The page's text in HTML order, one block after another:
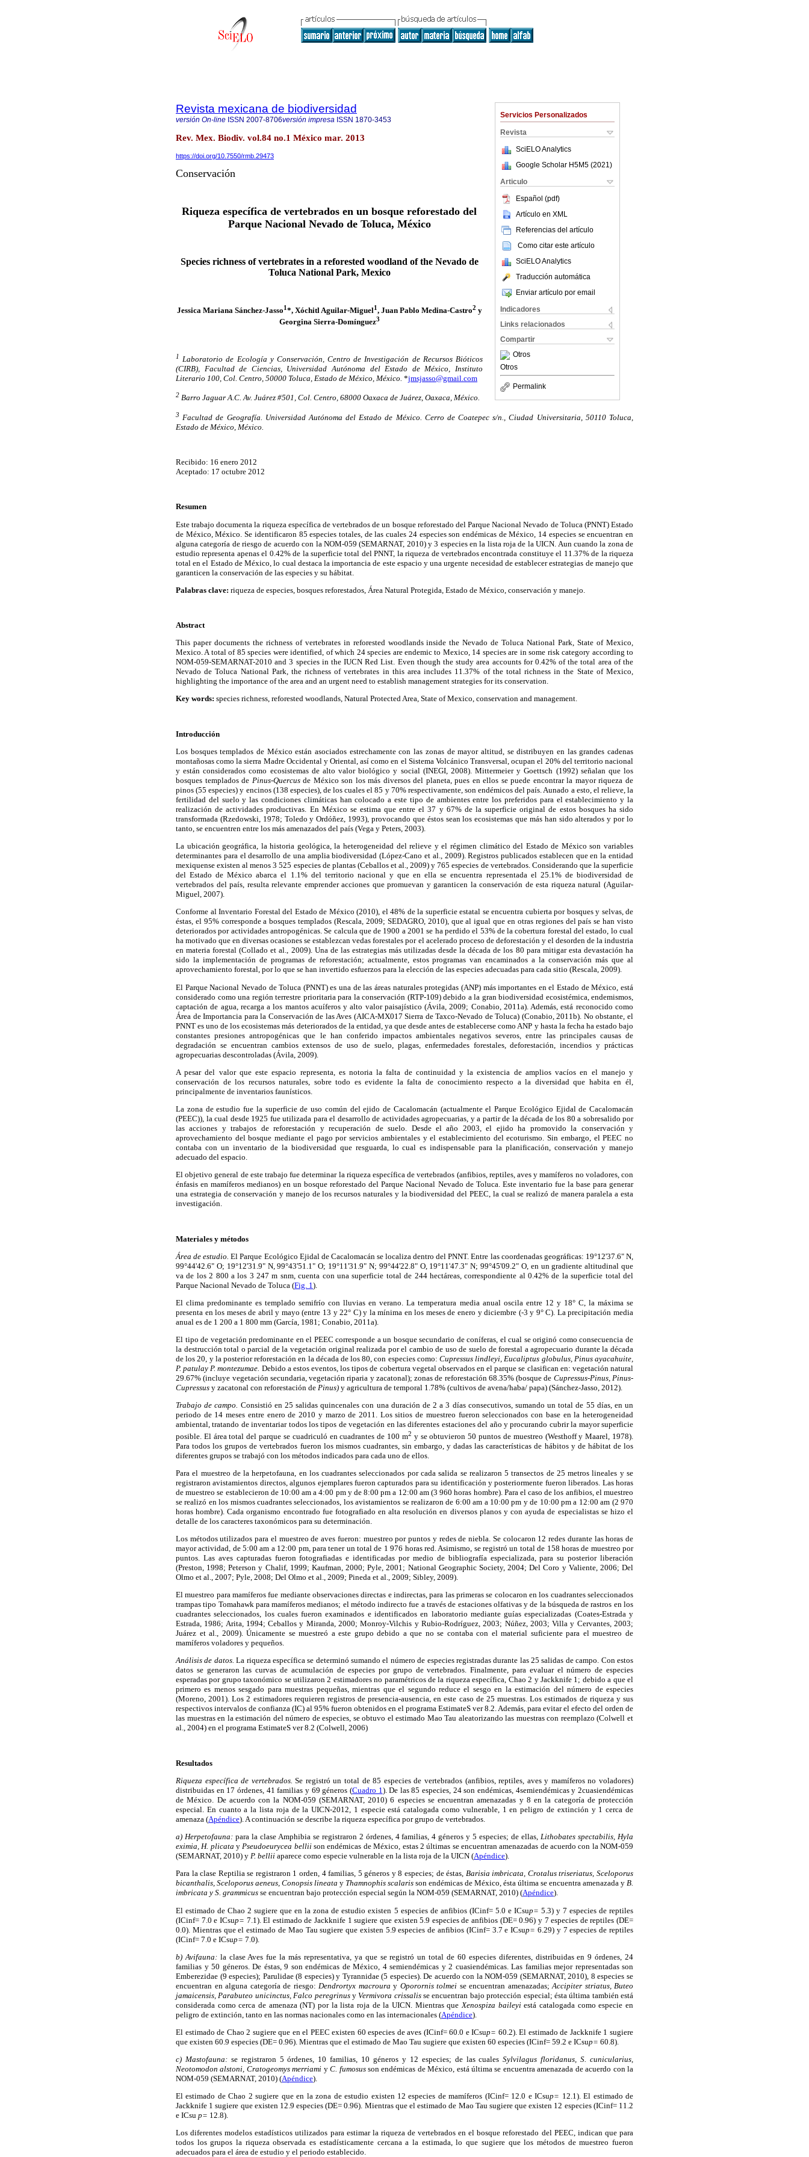
Servicios Personalizados
Revista
SciELO Analytics
Google Scholar H5M5 (2021 )
Articulo
Español (pdf)
Artículo en XML
Referencias del artículo
Como citar este artículo
SciELO Analytics
Traducción automática
Enviar artículo por email
Indicadores
Links relacionados
Compartir
Otros
Otros
Permalink
Revista mexicana de biodiversidad
versión On-line ISSN 2007-8706versión impresa ISSN 1870-3453
Rev. Mex. Biodiv. vol.84 no.1 México mar. 2013
https://doi.org/10.7550/rmb.29473
Conservación
Riqueza específica de vertebrados en un bosque reforestado del
Parque Nacional Nevado de Toluca, México
Species richness of vertebrates in a reforested woodland of the Nevado de
Toluca National Park, Mexico
Jessica Mariana Sánchez-Jasso1*, Xóchitl Aguilar-Miguel1, Juan Pablo Medina-Castro2 y
Georgina Sierra-Domínguez3
1 Laboratorio de Ecología y Conservación, Centro de Investigación de Recursos Bióticos
(CIRB), Facultad de Ciencias, Universidad Autónoma del Estado de México, Instituto
Literario 100, Col. Centro, 50000 Toluca, Estado de México, México. *jmsjasso@gmail.com
2 Barro Jaguar A.C. Av. Juárez #501, Col. Centro, 68000 Oaxaca de Juárez, Oaxaca, México.
3 Facultad de Geografía. Universidad Autónoma del Estado de México. Cerro de Coatepec s/n., Ciudad Universitaria, 50110 Toluca,
Estado de México, México.
Recibido: 16 enero 2012
Aceptado: 17 octubre 2012
Resumen
Este trabajo documenta la riqueza específica de vertebrados de un bosque reforestado del Parque Nacional Nevado de Toluca (PNNT) Estado
de México, México. Se identificaron 85 especies totales, de las cuales 24 especies son endémicas de México, 14 especies se encuentran en
alguna categoría de riesgo de acuerdo con la NOM-059 (SEMARNAT, 2010) y 3 especies en la lista roja de la UICN. Aun cuando la zona de
estudio representa apenas el 0.42% de la superficie total del PNNT, la riqueza de vertebrados encontrada constituye el 11.37% de la riqueza
total en el Estado de México, lo cual destaca la importancia de este espacio y una urgente necesidad de establecer estrategias de manejo que
garanticen la conservación de las especies y su hábitat.
Palabras clave: riqueza de especies, bosques reforestados, Área Natural Protegida, Estado de México, conservación y manejo.
Abstract
This paper documents the richness of vertebrates in reforested woodlands inside the Nevado de Toluca National Park, State of Mexico,
Mexico. A total of 85 species were identified, of which 24 species are endemic to Mexico, 14 species are in some risk category according to
NOM-059-SEMARNAT-2010 and 3 species in the IUCN Red List. Even though the study area accounts for 0.42% of the total area of the
Nevado de Toluca National Park, the richness of vertebrates in this area includes 11.37% of the total richness in the State of Mexico,
highlighting the importance of the area and an urgent need to establish management strategies for its conservation.
Key words: species richness, reforested woodlands, Natural Protected Area, State of Mexico, conservation and management.
Introducción
Los bosques templados de México están asociados estrechamente con las zonas de mayor altitud, se distribuyen en las grandes cadenas
montañosas como la sierra Madre Occidental y Oriental, así como en el Sistema Volcánico Transversal, ocupan el 20% del territorio nacional
y están considerados como ecosistemas de alto valor biológico y social (INEGI, 2008). Mittermeier y Goettsch (1992) señalan que los
bosques templados de Pinus-Quercusde México son los más diversos del planeta, pues en ellos se puede encontrar la mayor riqueza de
pinos (55 especies) y encinos (138 especies), de los cuales el 85 y 70% respectivamente, son endémicos del país. Aunado a esto, el relieve, la
fertilidad del suelo y las condiciones climáticas han colocado a este tipo de ambientes entre los preferidos para el establecimiento y la
realización de actividades productivas. En México se estima que entre el 37 y 67% de la superficie original de estos bosques ha sido
transformada (Rzedowski, 1978; Toledo y Ordóñez, 1993), provocando que éstos sean los ecosistemas que más han sido alterados y por lo
tanto, se encuentren entre los más amenazados del país (Vega y Peters, 2003).
La ubicación geográfica, la historia geológica, la heterogeneidad del relieve y el régimen climático del Estado de México son variables
determinantes para el desarrollo de una amplia biodiversidad (López-Cano et al., 2009). Registros publicados establecen que en la entidad
mexiquense existen al menos 3 525 especies de plantas (Ceballos et al., 2009) y 765 especies de vertebrados. Considerando que la superficie
del Estado de México abarca el 1.1% del territorio nacional y que en ella se encuentra representada el 25.1% de biodiversidad de
vertebrados del país, resulta relevante emprender acciones que promuevan y garanticen la conservación de esta riqueza natural (Aguilar-
Miguel, 2007).
Conforme al Inventario Forestal del Estado de México (2010), el 48% de la superficie estatal se encuentra cubierta por bosques y selvas, de
éstas, el 95% corresponde a bosques templados (Rescala, 2009; SEDAGRO, 2010), que al igual que en otras regiones del país se han visto
deteriorados por actividades antropogénicas. Se calcula que de 1900 a 2001 se ha perdido el 53% de la cobertura forestal del estado, lo cual
ha motivado que en diversas ocasiones se establezcan vedas forestales por el acelerado proceso de deforestación y el desorden de la industria
en materia forestal (Collado et al., 2009). Una de las estrategias más utilizadas desde la década de los 80 para mitigar esta devastación ha
sido la implementación de programas de reforestación; actualmente, estos programas van encaminados a la conservación más que al
aprovechamiento forestal, por lo que se han invertido esfuerzos para la elección de las especies adecuadas para cada sitio (Rescala, 2009).
El Parque Nacional Nevado de Toluca (PNNT) es una de las áreas naturales protegidas (ANP) más importantes en el Estado de México, está
considerado como una región terrestre prioritaria para la conservación (RTP-109) debido a la gran biodiversidad ecosistémica, endemismos,
captación de agua, recarga a los mantos acuíferos y alto valor paisajístico (Ávila, 2009; Conabio, 2011a). Además, está reconocido como
Área de Importancia para la Conservación de las Aves (AICA-MX017 Sierra de Taxco-Nevado de Toluca) (Conabio, 2011b). No obstante, el
PNNT es uno de los ecosistemas más deteriorados de la entidad, ya que desde antes de establecerse como ANP y hasta la fecha ha estado bajo
constantes presiones antropogénicas que le han conferido impactos ambientales negativos severos, entre las principales causas de
degradación se encuentran cambios extensos de uso de suelo, plagas, enfermedades forestales, deforestación, incendios y prácticas
agropecuarias descontroladas (Ávila, 2009).
A pesar del valor que este espacio representa, es notoria la falta de continuidad y la existencia de amplios vacíos en el manejo y
conservación de los recursos naturales, sobre todo es evidente la falta de conocimiento respecto a la diversidad que habita en él,
principalmente de inventarios faunísticos.
La zona de estudio fue la superficie de uso común del ejido de Cacalomacán (actualmente el Parque Ecológico Ejidal de Cacalomacán
(PEEC)), la cual desde 1925 fue utilizada para el desarrollo de actividades agropecuarias, y a partir de la década de los 80 a sobresalido por
las acciones y trabajos de reforestación y recuperación de suelo. Desde el año 2003, el ejido ha promovido la conservación y
aprovechamiento del bosque mediante el pago por servicios ambientales y el establecimiento del ecoturismo. Sin embargo, el PEEC no
contaba con un inventario de la biodiversidad que resguarda, lo cual es indispensable para la planificación, conservación y manejo
adecuado del espacio.
El objetivo general de este trabajo fue determinar la riqueza específica de vertebrados (anfibios, reptiles, aves y mamíferos no voladores, con
énfasis en mamíferos medianos) en un bosque reforestado del Parque Nacional Nevado de Toluca. Este inventario fue la base para generar
una estrategia de conservación y manejo de los recursos naturales y la biodiversidad del PEEC, la cual se realizó de manera paralela a esta
investigación.
Materiales y métodos
Área de estudio. El Parque Ecológico Ejidal de Cacalomacán se localiza dentro del PNNT. Entre las coordenadas geográficas: 19°12'37.6" N,
99°44'42.6" O; 19°12'31.9" N, 99°43'51.1" O; 19°11'31.9" N; 99°44'22.8" O, 19°11'47.3" N; 99°45'09.2" O, en un gradiente altitudinal que
va de los 2 800 a los 3 247 m snm, cuenta con una superficie total de 244 hectáreas, correspondiente al 0.42% de la superficie total del
Parque Nacional Nevado de Toluca (Fig. 1 ).
El clima predominante es templado semifrío con lluvias en verano. La temperatura media anual oscila entre 12 y 18° C, la máxima se
presenta en los meses de abril y mayo (entre 13 y 22° C) y la mínima en los meses de enero y diciembre (-3 y 9° C). La precipitación media
anual es de 1 200 a 1 800 mm (García, 1981; Conabio, 2011a).
El tipo de vegetación predominante en el PEEC corresponde a un bosque secundario de coníferas, el cual se originó como consecuencia de
la destrucción total o parcial de la vegetación original realizada por el cambio de uso de suelo de forestal a agropecuario durante la década
de los 20, y la posterior reforestación en la década de los 80, con especies como:Cupressus lindleyi, Eucaliptus globulus, Pinus ayacahuite,
P. patulay P. montezumae. Debido a estos eventos, los tipos de cobertura vegetal observados en el parque se clasifican en: vegetación natural
29.67% (incluye vegetación secundaria, vegetación riparia y zacatonal); zonas de reforestación 68.35% (bosque de Cupressus-Pinus, Pinus-
Cupressus y zacatonal con reforestación de Pinus) y agricultura de temporal 1.78% (cultivos de avena/haba/ papa) (Sánchez-Jasso, 2012).
Trabajo de campo. Consistió en 25 salidas quincenales con una duración de 2 a 3 días consecutivos, sumando un total de 55 días, en un
periodo de 14 meses entre enero de 2010 y marzo de 2011. Los sitios de muestreo fueron seleccionados con base en la heterogeneidad
ambiental, tratando de inventariar todos los tipos de vegetación en las diferentes estaciones del año y procurando cubrir la mayor superficie
posible. El área total del parque se cuadriculó en cuadrantes de 100 m2 y se obtuvieron 50 puntos de muestreo (Westhoff y Maarel, 1978).
Para todos los grupos de vertebrados fueron los mismos cuadrantes, sin embargo, y dadas las características de hábitos y de hábitat de los
diferentes grupos se trabajó con los métodos indicados para cada uno de ellos.
Para el muestreo de la herpetofauna, en los cuadrantes seleccionados por cada salida se realizaron 5 transectos de 25 metros lineales y se
registraron avistamientos directos, algunos ejemplares fueron capturados para su identificación y posteriormente fueron liberados. Las horas
de muestreo se establecieron de 10:00 am a 4:00 pm y de 8:00 pm a 12:00 am (3 960 horas hombre). Para el caso de los anfibios, el muestreo
se realizó en los mismos cuadrantes seleccionados, los avistamientos se realizaron de 6:00 am a 10:00 pm y de 10:00 pm a 12:00 am (2 970
horas hombre). Cada organismo encontrado fue fotografiado en alta resolución en diversos planos y con ayuda de especialistas se hizo el
detalle de los caracteres taxonómicos para su determinación.
Los métodos utilizados para el muestreo de aves fueron: muestreo por puntos y redes de niebla. Se colocaron 12 redes durante las horas de
mayor actividad, de 5:00 am a 12:00 pm, para tener un total de 1 976 horas red. Asimismo, se registró un total de 158 horas de muestreo por
puntos. Las aves capturadas fueron fotografiadas e identificadas por medio de bibliografía especializada, para su posterior liberación
(Preston, 1998; Peterson y Chalif, 1999; Kaufman, 2000; Pyle, 2001; National Geographic Society, 2004; Del Coro y Valiente, 2006; Del
Olmo et al., 2007; Pyle, 2008; Del Olmo et al., 2009; Pineda et al., 2009; Sibley, 2009).
El muestreo para mamíferos fue mediante observaciones directas e indirectas, para las primeras se colocaron en los cuadrantes seleccionados
trampas tipo Tomahawk para mamíferos medianos; el método indirecto fue a través de estaciones olfativas y de la búsqueda de rastros en los
cuadrantes seleccionados, los cuales fueron examinados e identificados en laboratorio mediante guías especializadas (Coates-Estrada y
Estrada, 1986; Arita, 1994; Ceballos y Miranda, 2000; Monroy-Vilchis y Rubio-Rodríguez, 2003; Núñez, 2003; Villa y Cervantes, 2003;
Juárez et al., 2009). Únicamente se muestreó a este grupo debido a que no se contaba con el material suficiente para el muestreo de
mamíferos voladores y pequeños.
Análisis de datos. La riqueza específica se determinó sumando el número de especies registradas durante las 25 salidas de campo. Con estos
datos se generaron las curvas de acumulación de especies por grupo de vertebrados. Finalmente, para evaluar el número de especies
esperadas por grupo taxonómico se utilizaron 2 estimadores no paramétricos de la riqueza específica, Chao 2 y Jackknife 1; debido a que el
primero es menos sesgado para muestras pequeñas, mientras que el segundo reduce el sesgo en la estimación del número de especies
(Moreno, 2001). Los 2 estimadores requieren registros de presencia-ausencia, en este caso de 25 muestras. Los estimados de riqueza y sus
respectivos intervalos de confianza (IC) al 95% fueron obtenidos en el programa EstimateS ver 8.2. Además, para evitar el efecto del orden de
las muestras en la estimación del número de especies, se obtuvo el estimado Mao Tau aleatorizando las muestras con reemplazo (Colwell et
al., 2004) en el programa EstimateS ver 8.2 (Colwell, 2006)
Resultados
Riqueza específica de vertebrados. Se registró un total de 85 especies de vertebrados (anfibios, reptiles, aves y mamíferos no voladores)
distribuidas en 17 órdenes, 41 familias y 69 géneros (Cuadro 1 ). De las 85 especies, 24 son endémicas, 4semiendémicas y 2cuasiendémicas
de México. De acuerdo con la NOM-059 (SEMARNAT, 2010) 6 especies se encuentran amenazadas y 8 en la categoría de protección
especial. En cuanto a la lista roja de la UICN-2012, 1 especie está catalogada como vulnerable, 1 en peligro de extinción y 1 cerca de
amenaza (Apéndice). A continuación se describe la riqueza específica por grupo de vertebrados.
a) Herpetofauna:para la clase Amphibia se registraron 2 órdenes, 4 familias, 4 géneros y 5 especies; de ellas,Lithobates spectabilis, Hyla
eximia, H. plicata yPseudoeurycea belliison endémicas de México, estas 2 últimas se encuentran amenazadas de acuerdo con la NOM-059
(SEMARNAT, 2010) y P. bellii aparece como especie vulnerable en la lista roja de la UICN (Apéndice).
Para la clase Reptilia se registraron 1 orden, 4 familias, 5 géneros y 8 especies; de éstas, Barisia imbricata, Crotalus triseriatus, Sceloporus
bicanthalis, Sceloporus aeneus, Conopsis lineata y Thamnophis scalaris son endémicas de México, ésta última se encuentra amenazada y B.
imbricata y S. grammicus se encuentran bajo protección especial según la NOM-059 (SEMARNAT, 2010) (Apéndice).
El estimado de Chao 2 sugiere que en la zona de estudio existen 5 especies de anfibios (ICinf= 5.0 e ICsup= 5.3) y 7 especies de reptiles
(ICinf= 7.0 e ICsup= 7.1). El estimado de Jackknife 1 sugiere que existen 5.9 especies de anfibios (DE= 0.96) y 7 especies de reptiles (DE=
0.0). Mientras que el estimado de Mao Tau sugiere que existen 5.9 especies de anfibios (ICinf= 3.7 e ICsup= 6.29) y 7 especies de reptiles
(ICinf= 7.0 e ICsup= 7.0).
b) Avifauna:la clase Aves fue la más representativa, ya que se registró un total de 60 especies diferentes, distribuidas en 9 órdenes, 24
familias y 50 géneros. De éstas, 9 son endémicas de México, 4 semiendémicas y 2 cuasiendémicas. Las familias mejor representadas son
Emberezidae (9 especies); Parulidae (8 especies) y Tyrannidae (5 especies). De acuerdo con la NOM-059 (SEMARNAT, 2010), 8 especies se
encuentran en alguna categoría de riesgo: Dendrortyx macroura y Oporornis tolmei se encuentran amenazadas; Accipiter striatus, Buteo
jamaicensis, Parabuteo unicinctus, Falco peregrinusyVermivora crissalisse encuentran bajo protección especial; ésta última también está
considerada como cerca de amenaza (NT) por la lista roja de la UICN. Mientras que Xenospiza baileyiestá catalogada como especie en
peligro de extinción, tanto en las normas nacionales como en las internacionales (Apéndice).
El estimado de Chao 2 sugiere que en el PEEC existen 60 especies de aves (ICinf= 60.0 e ICsup= 60.2). El estimado de Jackknife 1 sugiere
que existen 60.9 especies (DE= 0.96). Mientras que el estimado de Mao Tau sugiere que existen 60 especies (ICinf= 59.2 e ICsup= 60.8).
c) Mastofauna:se registraron 5 órdenes, 10 familias, 10 géneros y 12 especies; de las cualesSylvilagus floridanus, S. cunicularius,
Neotomodon alstoni, Cratogeomys merriami yC. fumosusson endémicas de México, está última se encuentra amenazada de acuerdo con la
NOM-059 (SEMARNAT, 2010) (Apéndice).
El estimado de Chao 2 sugiere que en la zona de estudio existen 12 especies de mamíferos (ICinf= 12.0 e ICsup= 12.1). El estimado de
Jackknife 1 sugiere que existen 12.9 especies (DE= 0.96). Mientras que el estimado de Mao Tau sugiere que existen 12 especies (ICinf= 11.2
e ICsu p= 12.8).
Los diferentes modelos estadísticos utilizados para estimar la riqueza de vertebrados en el bosque reforestado del PEEC, indican que para
todos los grupos la riqueza observada es estadísticamente cercana a la estimada, lo que sugiere que los métodos de muestreo fueron
adecuados para el área de estudio y el periodo establecido.